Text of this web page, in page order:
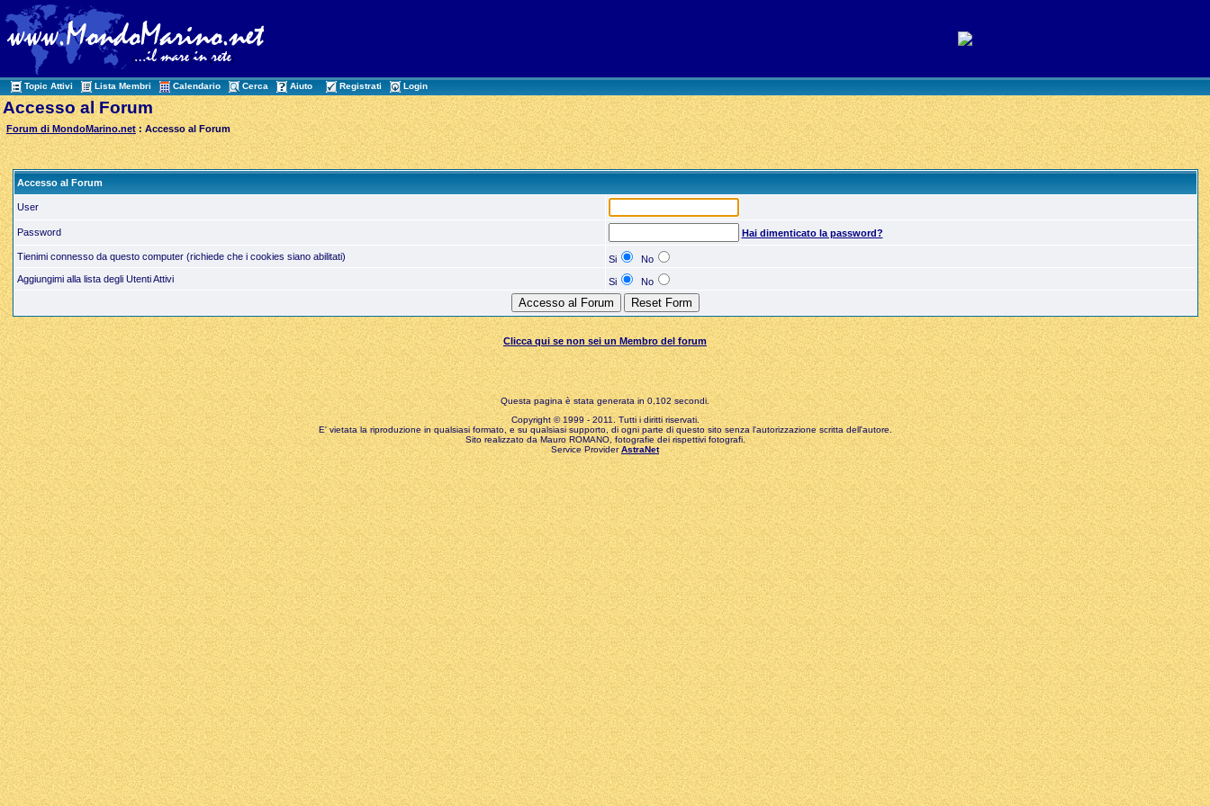
Topic Attivi Lista Membri Calendario Cerca Aiuto Registrati Login
Accesso al Forum
Forum di MondoMarino.net : Accesso al Forum
Accesso al Forum
User
Password Hai dimenticato la password?
Tienimi connesso da questo computer (richiede che i cookies siano abilitati) Si
No
Aggiungimi alla lista degli Utenti Attivi
Si No
Clicca qui se non sei un Membro del forum
Questa pagina è stata generata in 0,102 secondi.
Copyright © 1999 - 2011. Tutti i diritti riservati.
E' vietata la riproduzione in qualsiasi formato, e su qualsiasi supporto, di ogni parte di questo sito senza l'autorizzazione scritta dell'autore.
Sito realizzato da Mauro ROMANO, fotografie dei rispettivi fotografi.
Service ProviderAstraNet